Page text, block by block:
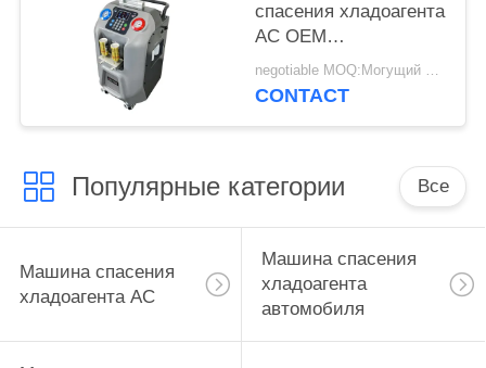
спасения хладоагента
AC OEM
автоматический
повторно используя
negotiable MOQ:Могущий быть предметом переговоров
CONTACT
Популярные категории Все
Машина спасения
хладоагента AC
Машина спасения
хладоагента
автомобиля